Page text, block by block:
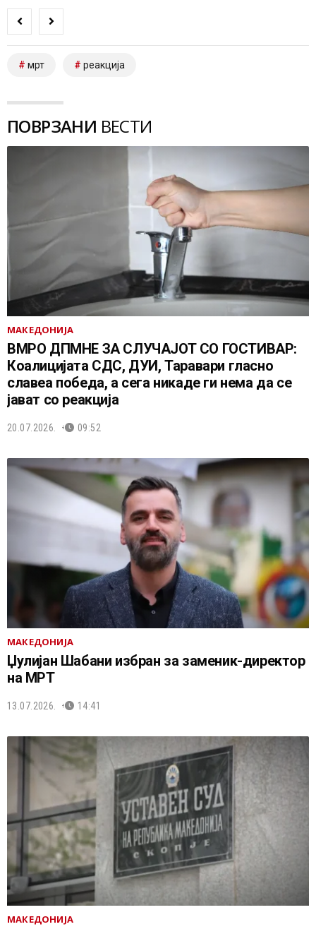
мрт реакција
ПОВРЗАНИ ВЕСТИ
МАКЕДОНИЈА
ВМРО ДПМНЕ ЗА СЛУЧАЈОТ СО ГОСТИВАР:
Коалицијата СДС, ДУИ, Таравари гласно
славеа победа, а сега никаде ги нема да се
јават со реакција
20.07.2026. 09:52
МАКЕДОНИЈА
Џулијан Шабани избран за заменик-директор
на МРТ
13.07.2026. 14:41
МАКЕДОНИЈА